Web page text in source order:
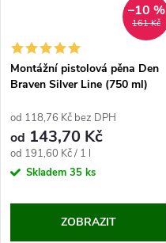
161 Kč
–10 %
Montážní pistolová pěna Den
Braven Silver Line (750 ml)
od 118,76 Kč bez DPH
od 143,70 Kč
Měrná
cena:
od 191,60 Kč / 1 l
Skladem 35 ks
ZOBRAZIT